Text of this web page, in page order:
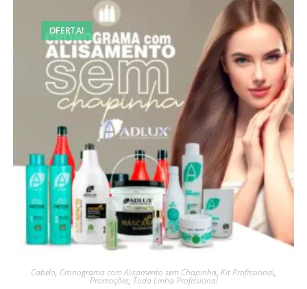
OFERTA!
Cabelo, Cronograma com Alisamento sem Chapinha, Kit Profissional,
Promoções, Toda Linha Profissional